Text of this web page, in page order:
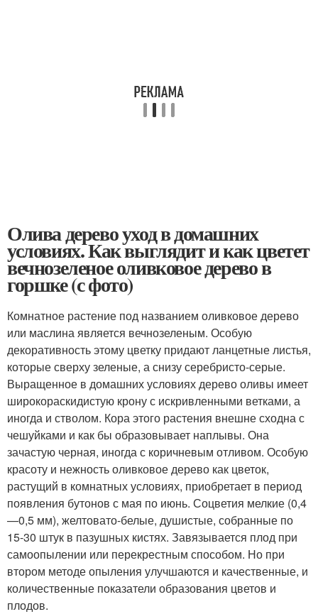
Олива дерево уход в домашних
условиях. Как выглядит и как цветет
вечнозеленое оливковое дерево в
горшке (с фото)
Комнатное растение под названием оливковое дерево
или маслина является вечнозеленым. Особую
декоративность этому цветку придают ланцетные листья,
которые сверху зеленые, а снизу серебристо-серые.
Выращенное в домашних условиях дерево оливы имеет
широкораскидистую крону с искривленными ветками, а
иногда и стволом. Кора этого растения внешне сходна с
чешуйками и как бы образовывает наплывы. Она
зачастую черная, иногда с коричневым отливом. Особую
красоту и нежность оливковое дерево как цветок,
растущий в комнатных условиях, приобретает в период
появления бутонов с мая по июнь. Соцветия мелкие (0,4
—0,5 мм), желтовато-белые, душистые, собранные по
15-30 штук в пазушных кистях. Завязывается плод при
самоопылении или перекрестным способом. Но при
втором методе опыления улучшаются и качественные, и
количественные показатели образования цветов и
плодов.